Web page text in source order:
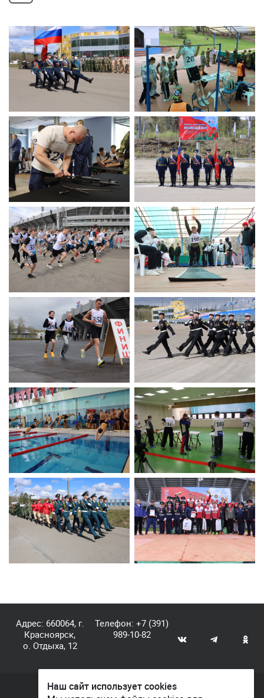
Адрес: 660064, г.
Красноярск,
о. Отдыха, 12
Телефон:+7 (391)
989-10-82
© КГАУ «Центр спортивной подготовки», 2026
Наш сайт использует cookies